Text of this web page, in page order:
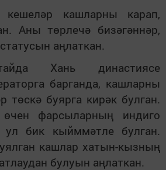
кешеләр кашларны карап,
Аны төрлечә бизәгәннәр,
аңлаткан.
Хань династиясе
барганда, кашларны
төскә буярга кирәк булган.
фарсыларның индиго
бик кыйммәтле булган.
кашлар хатын-кызның
булуын аңлаткан.